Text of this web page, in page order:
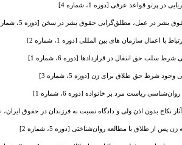
در پرتو قواعد عرفی [دوره 1، شماره 4]
بشر در عمل، مطلق‌گرایی حقوق بشر در سخن [دوره 5، شماره 2]
با اعمال سازمان های بین المللی [دوره 1، شماره 2]
سلب حق انتقال در قراردادها [دوره 6، شماره 1]
شرط حق طلاق برای زن [دوره 5، شماره 3]
ریاست مرد بر خانواده [دوره 6، شماره 1]
بدون اذن ولی و دادگاه نسبت به فرزندان در حقوق ایران، عراق و
پس از طلاق با مطالعه روا‌ن‌شناختی [دوره 5، شماره 2]